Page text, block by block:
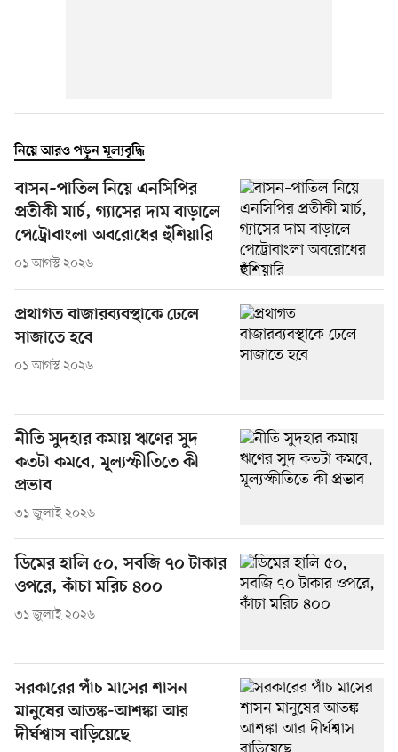
নিয়ে আরও পড়ুন মূল্যবৃদ্ধি
বাসন–পাতিল নিয়ে এনসিপির
প্রতীকী মার্চ, গ্যাসের দাম বাড়ালে
পেট্রোবাংলা অবরোধের হুঁশিয়ারি
০১ আগস্ট ২০২৬
প্রথাগত বাজারব্যবস্থাকে ঢেলে
সাজাতে হবে
০১ আগস্ট ২০২৬
নীতি সুদহার কমায় ঋণের সুদ
কতটা কমবে, মূল্যস্ফীতিতে কী
প্রভাব
৩১ জুলাই ২০২৬
ডিমের হালি ৫০, সবজি ৭০ টাকার
ওপরে, কাঁচা মরিচ ৪০০
৩১ জুলাই ২০২৬
সরকারের পাঁচ মাসের শাসন
মানুষের আতঙ্ক-আশঙ্কা আর
দীর্ঘশ্বাস বাড়িয়েছে